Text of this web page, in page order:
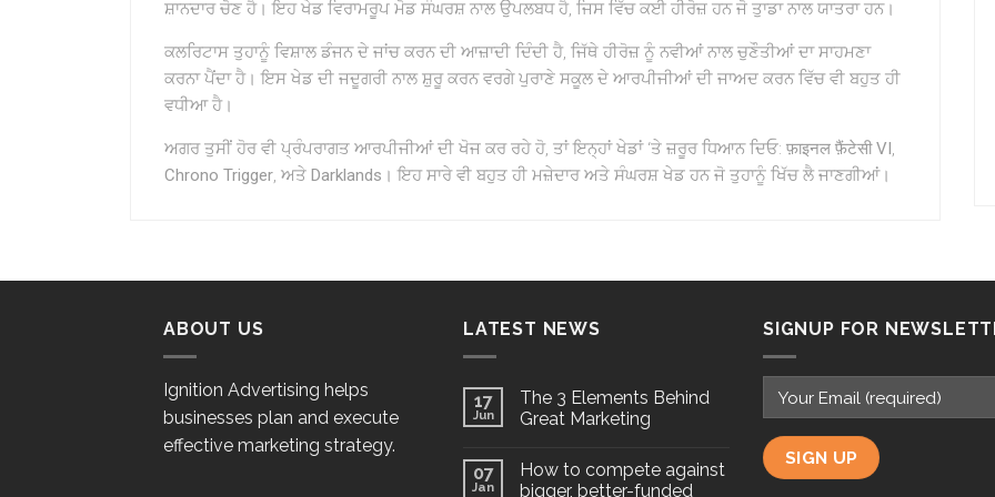
ਸ਼ਾਨਦਾਰ ਚੋਣ ਹੈ। ਇਹ ਖੇਡ ਵਿਰਾਮਰੂਪ ਮੋਡ ਸੰਘਰਸ਼ ਨਾਲ ਉਪਲਬਧ ਹੈ, ਜਿਸ ਵਿੱਚ ਕਈ ਹੀਰੋਜ਼ ਹਨ ਜੋ ਤੁਾਡਾ ਨਾਲ ਯਾਤਰਾ ਹਨ।
ਕਲਰਿਟਾਸ ਤੁਹਾਨੂੰ ਵਿਸ਼ਾਲ ਡੰਜਨ ਦੇ ਜਾਂਚ ਕਰਨ ਦੀ ਆਜ਼ਾਦੀ ਦਿੰਦੀ ਹੈ, ਜਿੱਥੇ ਹੀਰੋਜ਼ ਨੂੰ ਨਵੀਆਂ ਨਾਲ ਚੁਣੌਤੀਆਂ ਦਾ ਸਾਹਮਣਾ
ਕਰਨਾ ਪੈਂਦਾ ਹੈ। ਇਸ ਖੇਡ ਦੀ ਜਦੂਗਰੀ ਨਾਲ ਸ਼ੁਰੂ ਕਰਨ ਵਰਗੇ ਪੁਰਾਣੇ ਸਕੂਲ ਦੇ ਆਰਪੀਜੀਆਂ ਦੀ ਜਾਅਦ ਕਰਨ ਵਿੱਚ ਵੀ ਬਹੁਤ ਹੀ
ਵਧੀਆ ਹੈ।
ਅਗਰ ਤੁਸੀਂ ਹੋਰ ਵੀ ਪ੍ਰੰਪਰਾਗਤ ਆਰਪੀਜੀਆਂ ਦੀ ਖੋਜ ਕਰ ਰਹੇ ਹੋ, ਤਾਂ ਇਨ੍ਹਾਂ ਖੇਡਾਂ ‘ਤੇ ਜ਼ਰੂਰ ਧਿਆਨ ਦਿਓ: फ़ाइनल फ़ैंटेसी VI,
Chrono Trigger, ਅਤੇ Darklands । ਇਹ ਸਾਰੇ ਵੀ ਬਹੁਤ ਹੀ ਮਜ਼ੇਦਾਰ ਅਤੇ ਸੰਘਰਸ਼ ਖੇਡ ਹਨ ਜੋ ਤੁਹਾਨੂੰ ਖਿੱਚ ਲੈ ਜਾਣਗੀਆਂ।
ABOUT US
Ignition Advertising helps
businesses plan and execute
effective marketing strategy.
LATEST NEWS
17
Jun
The 3 Elements Behind
Great Marketing
07
Jan
How to compete against
bigger, better-funded
SIGNUP FOR